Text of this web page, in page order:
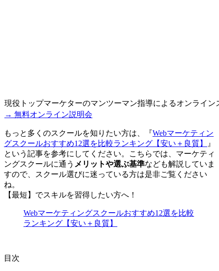
現役トップマーケターのマンツーマン指導によるオンライン
→ 無料オンライン説明会
もっと多くのスクールを知りたい方は、『Webマーケティン
グスクールおすすめ12選を比較ランキング【安い＋良質】
』
という記事を参考にしてください。こちらでは、マーケティ
ングスクールに通う メリットや選ぶ基準なども解説していま
すので、スクール選びに迷っている方は是非ご覧ください
ね。
【最短】でスキルを習得したい方へ！
Webマーケティングスクールおすすめ12選を比較
ランキング【安い＋良質】
目次